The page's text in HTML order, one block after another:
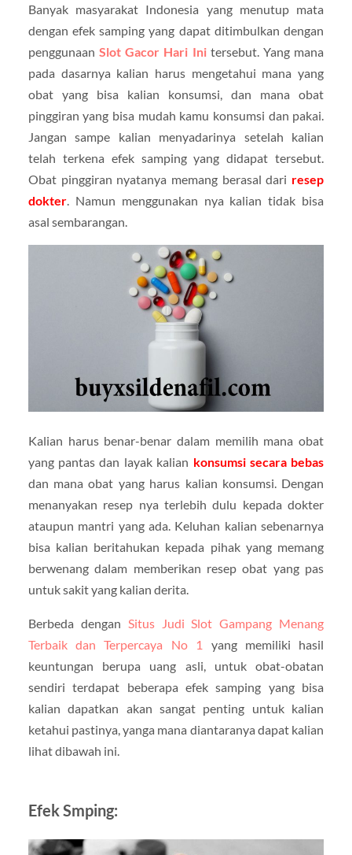
Banyak masyarakat Indonesia yang menutup mata
dengan efek samping yang dapat ditimbulkan dengan
penggunaanSlot Gacor Hari Initersebut. Yang mana
pada dasarnya kalian harus mengetahui mana yang
obat yang bisa kalian konsumsi, dan mana obat
pinggiran yang bisa mudah kamu konsumsi dan pakai.
Jangan sampe kalian menyadarinya setelah kalian
telah terkena efek samping yang didapat tersebut.
Obat pinggiran nyatanya memang berasal dari resep
dokter. Namun menggunakan nya kalian tidak bisa
asal sembarangan.
Kalian harus benar-benar dalam memilih mana obat
yang pantas dan layak kalian konsumsi secara bebas
dan mana obat yang harus kalian konsumsi. Dengan
menanyakan resep nya terlebih dulu kepada dokter
ataupun mantri yang ada. Keluhan kalian sebenarnya
bisa kalian beritahukan kepada pihak yang memang
berwenang dalam memberikan resep obat yang pas
untuk sakit yang kalian derita.
Berbeda dengan Situs Judi Slot Gampang Menang
Terbaik dan Terpercaya No 1
yang memiliki hasil
keuntungan berupa uang asli, untuk obat-obatan
sendiri terdapat beberapa efek samping yang bisa
kalian dapatkan akan sangat penting untuk kalian
ketahui pastinya, yanga mana diantaranya dapat kalian
lihat dibawah ini.
Efek Smping: